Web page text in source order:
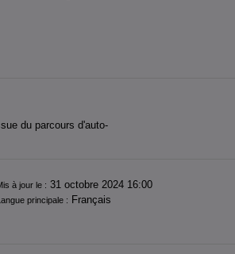
du parcours d'auto-
à jour le : 31 octobre 2024 16:00
Langue principale : Français